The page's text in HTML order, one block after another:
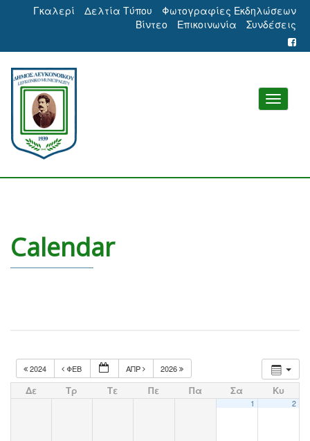
Γκαλερί Δελτία Τύπου
Φωτογραφίες Εκδηλώσεων
Βίντεο
Επικοινωνία Συνδέσεις
Calendar
2024 ΦΕΒ ΑΠΡ 2026
Δε Τρ Τε Πε Πα Σα Κυ
1 2